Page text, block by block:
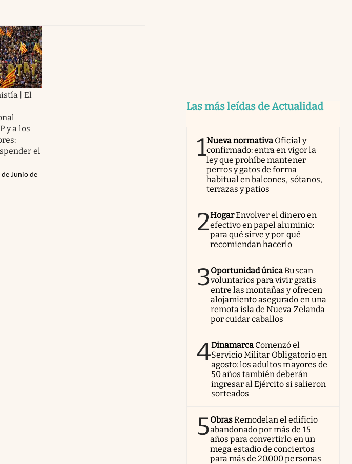
| El
y a los
el
Junio de
Las más leídas de Actualidad
1Nueva normativa Oficial y
confirmado: entra en vigor la
ley que prohíbe mantener
perros y gatos de forma
habitual en balcones, sótanos,
terrazas y patios
2HogarEnvolver el dinero en
efectivo en papel aluminio:
para qué sirve y por qué
recomiendan hacerlo
3Oportunidad únicaBuscan
voluntarios para vivir gratis
entre las montañas y ofrecen
alojamiento asegurado en una
remota isla de Nueva Zelanda
por cuidar caballos
4Dinamarca Comenzó el
Servicio Militar Obligatorio en
agosto: los adultos mayores de
50 años también deberán
ingresar al Ejército si salieron
sorteados
5ObrasRemodelan el edificio
abandonado por más de 15
años para convertirlo en un
mega estadio de conciertos
para más de 20.000 personas